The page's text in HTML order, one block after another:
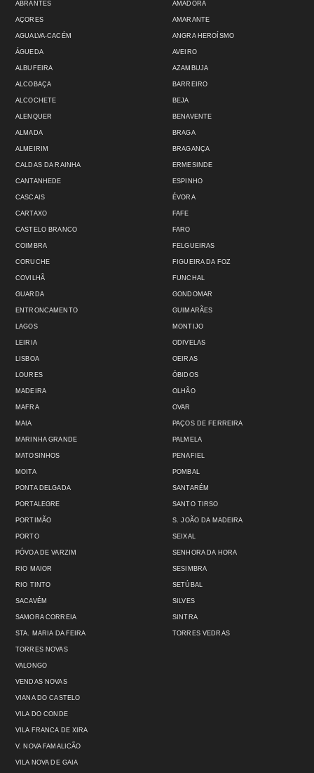
ABRANTES
AÇORES
AGUALVA-CACÉM
ÁGUEDA
ALBUFEIRA
ALCOBAÇA
ALCOCHETE
ALENQUER
ALMADA
ALMEIRIM
AMADORA
AMARANTE
ANGRA HEROÍSMO
AVEIRO
AZAMBUJA
BARREIRO
BEJA
BENAVENTE
BRAGA
BRAGANÇA
CALDAS DA RAINHA
CANTANHEDE
CASCAIS
CARTAXO
CASTELO BRANCO
COIMBRA
CORUCHE
COVILHÃ
GUARDA
ENTRONCAMENTO
ERMESINDE
ESPINHO
ÉVORA
FAFE
FARO
FELGUEIRAS
FIGUEIRA DA FOZ
FUNCHAL
GONDOMAR
GUIMARÃES
LAGOS
LEIRIA
LISBOA
LOURES
MADEIRA
MAFRA
MAIA
MARINHA GRANDE
MATOSINHOS
MOITA
MONTIJO
ODIVELAS
OEIRAS
ÓBIDOS
OLHÃO
OVAR
PAÇOS DE FERREIRA
PALMELA
PENAFIEL
POMBAL
PONTA DELGADA
PORTALEGRE
PORTIMÃO
PORTO
PÓVOA DE VARZIM
RIO MAIOR
RIO TINTO
SACAVÉM
SAMORA CORREIA
STA. MARIA DA FEIRA
SANTARÉM
SANTO TIRSO
S. JOÃO DA MADEIRA
SEIXAL
SENHORA DA HORA
SESIMBRA
SETÚBAL
SILVES
SINTRA
TORRES VEDRAS
TORRES NOVAS
VALONGO
VENDAS NOVAS
VIANA DO CASTELO
VILA DO CONDE
VILA FRANCA DE XIRA
V. NOVA FAMALICÃO
VILA NOVA DE GAIA